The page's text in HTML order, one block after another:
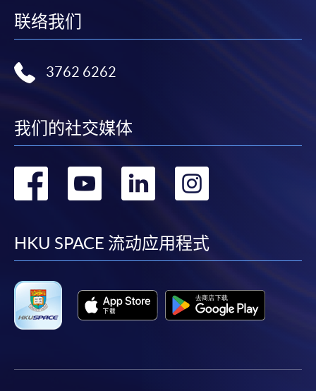
联络我们
3762 6262
我们的社交媒体
转
facebook
转
youtube
转
linkedin
HKU SPACE 流动应用程式